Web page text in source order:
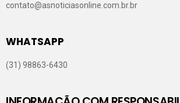
contato@asnoticiasonline.com.br.br
WHATSAPP
(31) 98863-6430